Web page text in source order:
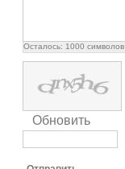
Осталось: 1000 символов
Обновить